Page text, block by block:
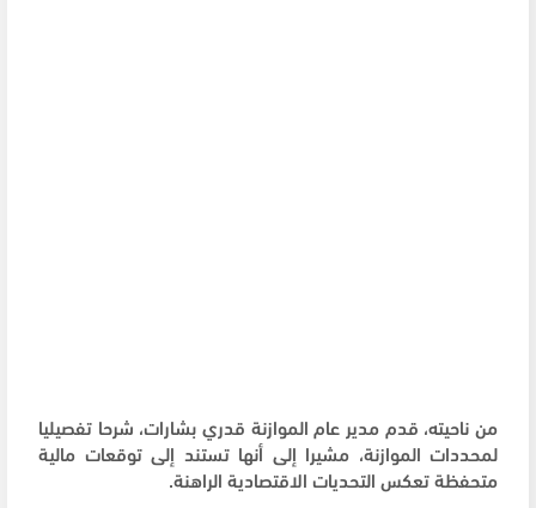
من ناحيته، قدم مدير عام الموازنة قدري بشارات، شرحا تفصيليا
لمحددات الموازنة، مشيرا إلى أنها تستند إلى توقعات مالية
متحفظة تعكس التحديات الاقتصادية الراهنة.